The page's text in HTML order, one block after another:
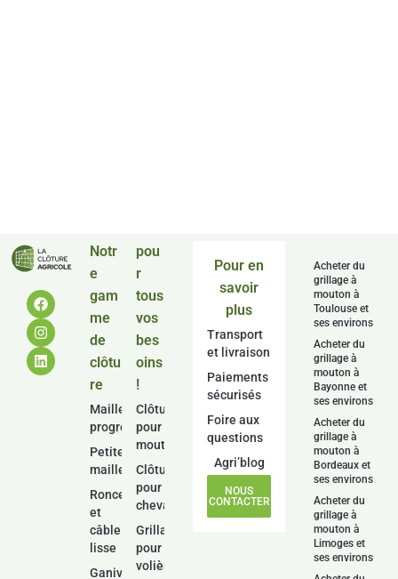
Notr
e
gam
me
de
clôtu
re
Mailles
progressives
Petites
mailles
Ronce
et
câble
lisse
Ganivelle
pou
r
tous
vos
bes
oins
!
Clôture
pour
moutons
Clôture
pour
chevaux
Grillage
pour
volière
Pour en
savoir
plus
Transport
et livraison
Paiements
sécurisés
Foire aux
questions
Agri’blog
NOUS
CONTACTER
Acheter du
grillage à
mouton à
Toulouse et
ses environs
Acheter du
grillage à
mouton à
Bayonne et
ses environs
Acheter du
grillage à
mouton à
Bordeaux et
ses environs
Acheter du
grillage à
mouton à
Limoges et
ses environs